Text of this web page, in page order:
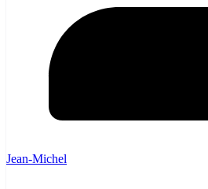
Jean-Michel